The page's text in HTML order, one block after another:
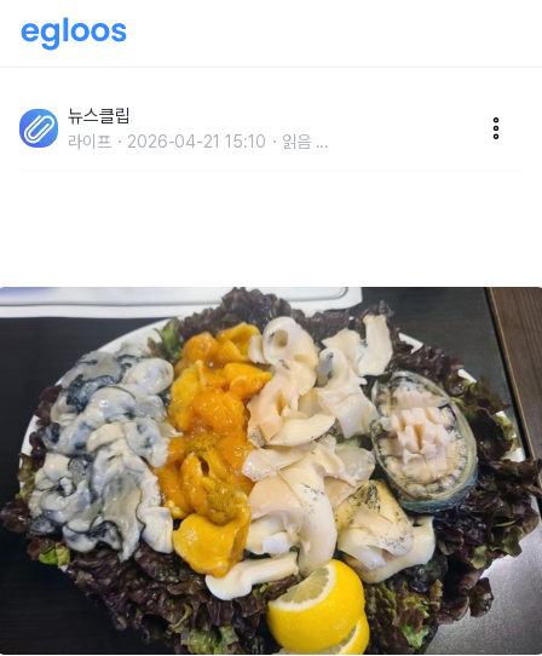
먹지만, 외국인들은 기피하는 '4월 제철' 해산물
뉴스클립
라이프 2026-04-21 15:10 읽음 ...